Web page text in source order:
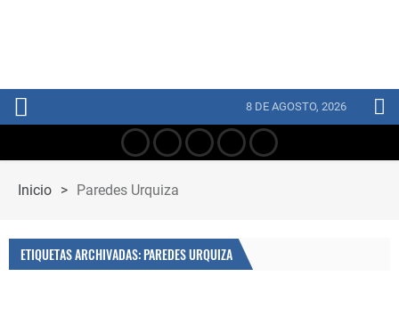
8 DE AGOSTO, 2026
Inicio > Paredes Urquiza
ETIQUETAS ARCHIVADAS: PAREDES URQUIZA